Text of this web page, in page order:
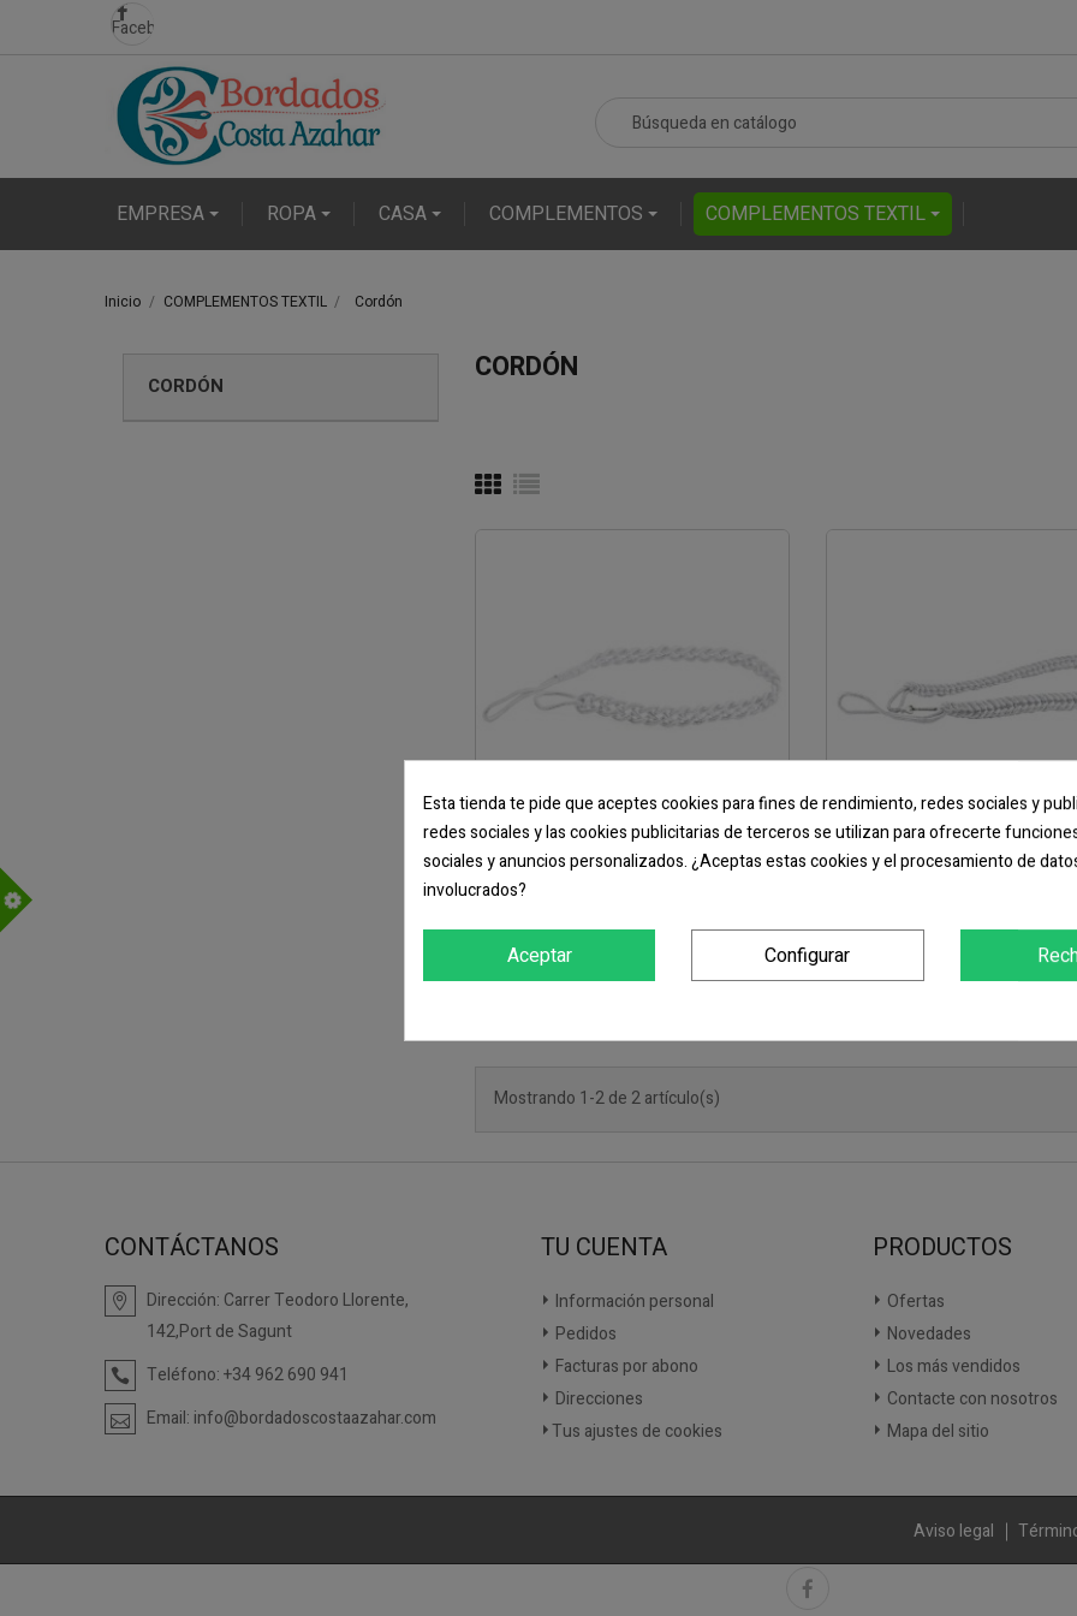
Facebook
EMPRESA ROPA CASA COMPLEMENTOS COMPLEMENTOS TEXTIL
Inicio COMPLEMENTOS TEXTIL Cordón
CORDÓN CORDÓN
Cordón Vigilante HAROLD Cordón Vigilante
Mostrando 1-2 de 2 artículo(s)
CONTÁCTANOS
Dirección: Carrer Teodoro Llorente,
142,Port de Sagunt
Teléfono:+34 962 690 941
Email: info@bordadoscostaazahar.com
TU CUENTA
Información personal
Pedidos
Facturas por abono
Direcciones
Tus ajustes de cookies
PRODUCTOS
Ofertas
Novedades
Los más vendidos
Contacte con nosotros
Mapa del sitio
Aviso legal
Esta tienda te pide que aceptes cookies para fines de rendimiento, redes sociales y
redes sociales y las cookies publicitarias de terceros se utilizan para ofrecerte
sociales y anuncios personalizados. ¿Aceptas estas cookies y el procesamiento de
involucrados?
Aceptar Configurar